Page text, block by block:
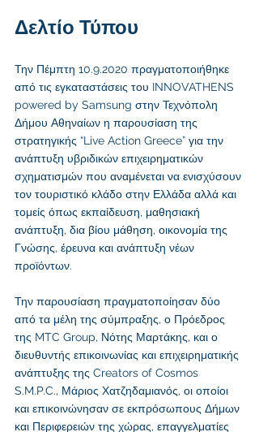
Δελτίο Τύπου
Την Πέμπτη 10.9.2020 πραγματοποιήθηκε
από τις εγκαταστάσεις του INNOVATHENS
powered by Samsung στην Τεχνόπολη
Δήμου Αθηναίων η παρουσίαση της
στρατηγικής “Live Action Greece” για την
ανάπτυξη υβριδικών επιχειρηματικών
σχηματισμών που αναμένεται να ενισχύσουν
τον τουριστικό κλάδο στην Ελλάδα αλλά και
τομείς όπως εκπαίδευση, μαθησιακή
ανάπτυξη, δια βίου μάθηση, οικονομία της
Γνώσης, έρευνα και ανάπτυξη νέων
προϊόντων.
Την παρουσίαση πραγματοποίησαν δύο
από τα μέλη της σύμπραξης, ο Πρόεδρος
της MTC Group, Νότης Μαρτάκης, και ο
διευθυντής επικοινωνίας και επιχειρηματικής
ανάπτυξης της Creators of Cosmos
S.M.P.C., Μάριος Χατζηδαμιανός, οι οποίοι
και επικοινώνησαν σε εκπρόσωπους Δήμων
και Περιφερειών της χώρας, επαγγελματίες